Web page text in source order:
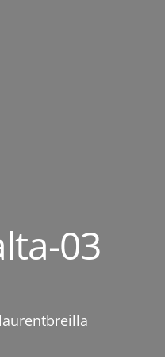
03
laurentbreilla